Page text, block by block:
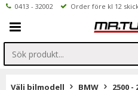
0413 - 32002 Order före kl 12
Välj bilmodell BMW 2500 -